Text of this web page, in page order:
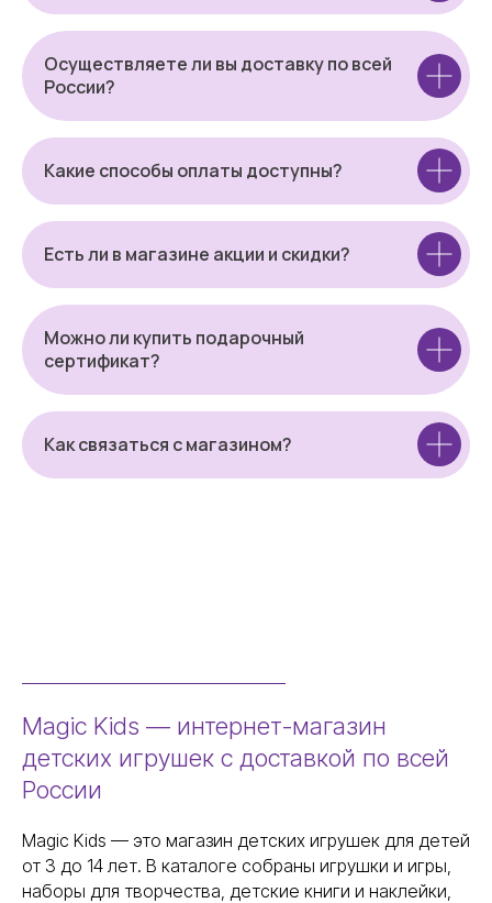
Осуществляете ли вы доставку по всей
России?
Какие способы оплаты доступны?
Есть ли в магазине акции и скидки?
Можно ли купить подарочный
сертификат?
Как связаться с магазином?
Magic Kids — интернет-магазин
детских игрушек с доставкой по всей
России
Magic Kids — это магазин детских игрушек для детей
от 3 до 14 лет. В каталоге собраны игрушки и игры,
наборы для творчества, детские книги и наклейки,